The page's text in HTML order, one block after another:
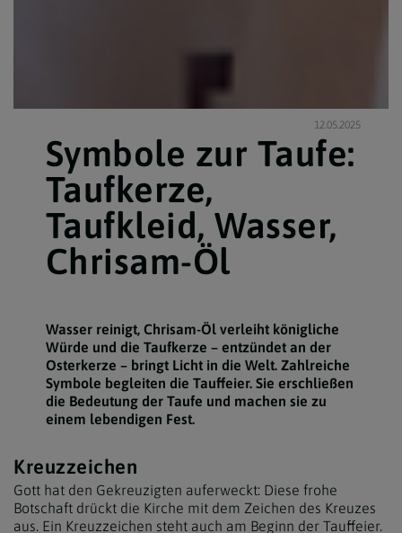
12.05.2025
Symbole zur Taufe:
Taufkerze,
Taufkleid, Wasser,
Chrisam-Öl
Wasser reinigt, Chrisam-Öl verleiht königliche
Würde und die Taufkerze – entzündet an der
Osterkerze – bringt Licht in die Welt. Zahlreiche
Symbole begleiten die Tauffeier. Sie erschließen
die Bedeutung der Taufe und machen sie zu
einem lebendigen Fest.
Kreuzzeichen
Gott hat den Gekreuzigten auferweckt: Diese frohe
Botschaft drückt die Kirche mit dem Zeichen des Kreuzes
aus. Ein Kreuzzeichen steht auch am Beginn der Tauffeier.